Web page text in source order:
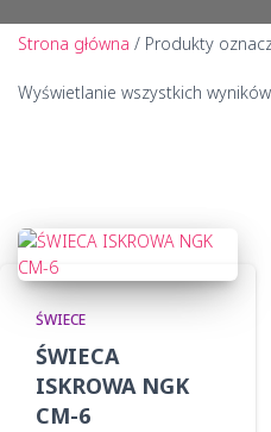
Strona główna / Produkty
Wyświetlanie wszystkich
ŚWIECE
ŚWIECA
ISKROWA NGK
CM-6